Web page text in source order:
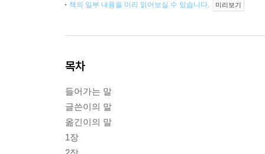
책의 일부 내용을 미리 읽어보실 수 있습니다. 미리보기
목차
들어가는 말
글쓴이의 말
옮긴이의 말
1장